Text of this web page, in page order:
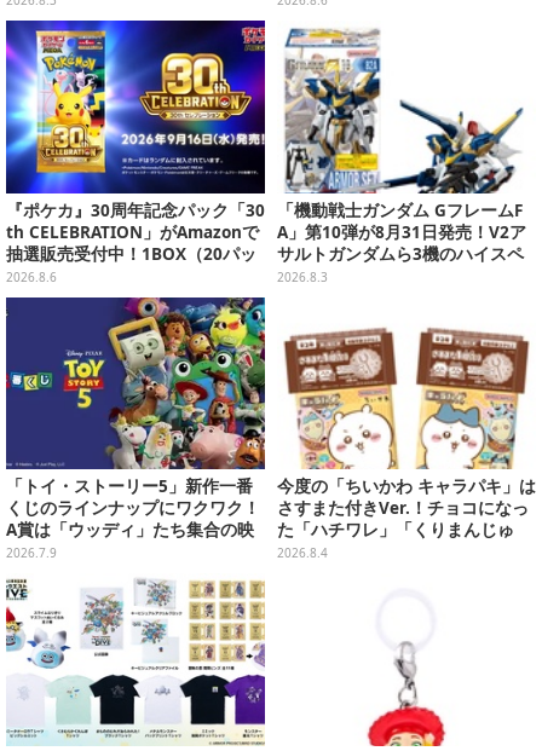
に追加へ
『ポケカ』30周年記念パック「30
th CELEBRATION」がAmazonで
抽選販売受付中！1BOX（20パッ
ク入り）
2026.8.6
「機動戦士ガンダム GフレームF
A」第10弾が8月31日発売！V2ア
サルトガンダムら3機のハイスペ
ック可動フィギュア
2026.8.3
「トイ・ストーリー5」新作一番
くじのラインナップにワクワク！
A賞は「ウッディ」たち集合の映
画記念フィギュア
2026.7.9
今度の「ちいかわ キャラパキ」は
さすまた付きVer.！チョコになっ
た「ハチワレ」「くりまんじゅ
う」たちも可愛い全8種
2026.8.4